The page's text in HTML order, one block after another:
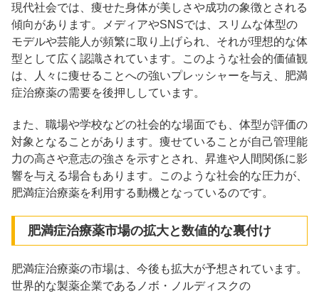
現代社会では、痩せた身体が美しさや成功の象徴とされる
傾向があります。​メディアやSNSでは、スリムな体型の
モデルや芸能人が頻繁に取り上げられ、それが理想的な体
型として広く認識されています。​このような社会的価値観
は、人々に痩せることへの強いプレッシャーを与え、肥満
症治療薬の需要を後押ししています。​
また、職場や学校などの社会的な場面でも、体型が評価の
対象となることがあります。​痩せていることが自己管理能
力の高さや意志の強さを示すとされ、昇進や人間関係に影
響を与える場合もあります。​このような社会的な圧力が、
肥満症治療薬を利用する動機となっているのです。​
肥満症治療薬市場の拡大と数値的な裏付け​
肥満症治療薬の市場は、今後も拡大が予想されています。​
世界的な製薬企業であるノボ・ノルディスクの